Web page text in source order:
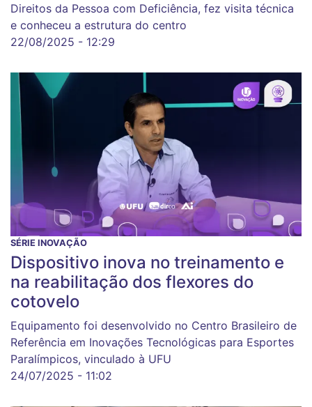
Direitos da Pessoa com Deficiência, fez visita técnica
e conheceu a estrutura do centro
22/08/2025 - 12:29
SÉRIE INOVAÇÃO
Dispositivo inova no treinamento e
na reabilitação dos flexores do
cotovelo
Equipamento foi desenvolvido no Centro Brasileiro de
Referência em Inovações Tecnológicas para Esportes
Paralímpicos, vinculado à UFU
24/07/2025 - 11:02